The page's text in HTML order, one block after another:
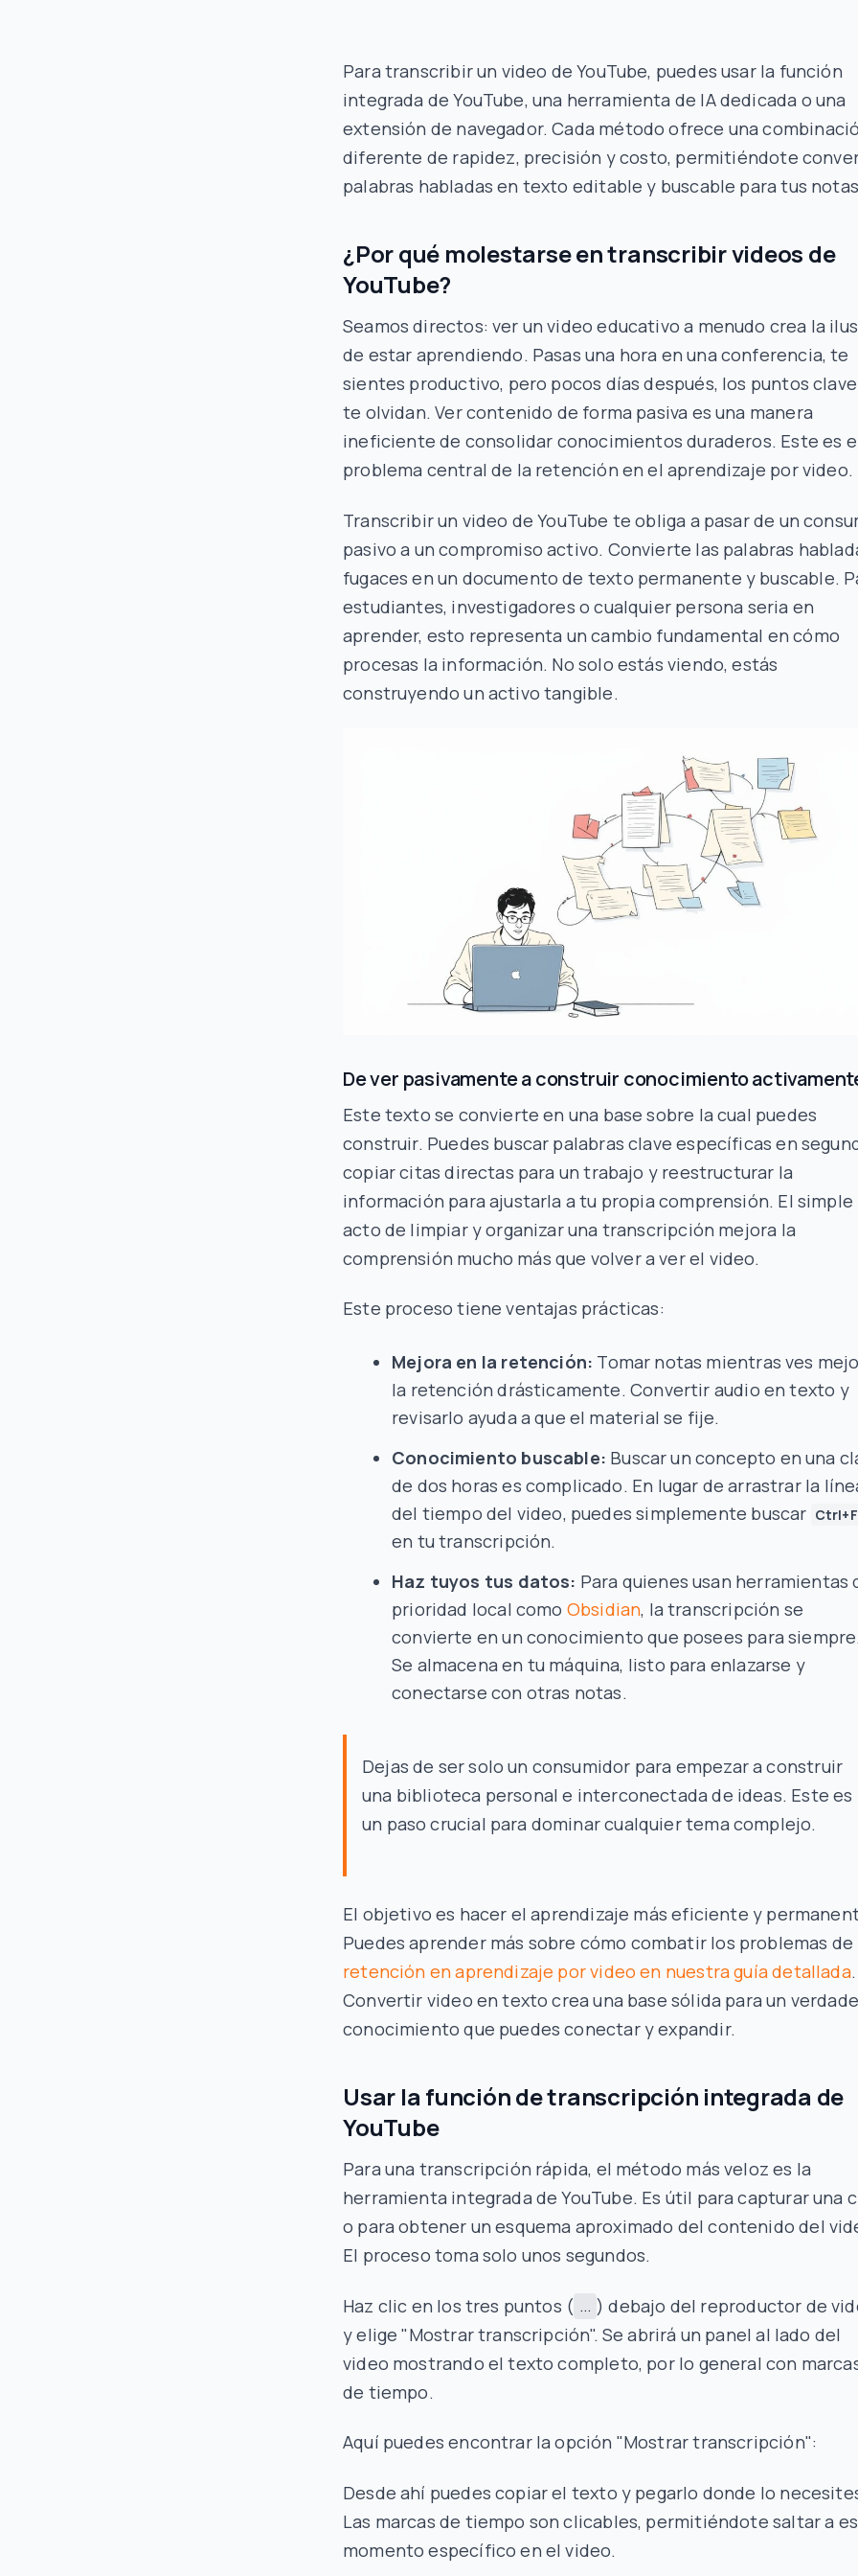
Para transcribir un video de YouTube, puedes usar la función
integrada de YouTube, una herramienta de IA dedicada o una
extensión de navegador. Cada método ofrece una
diferente de rapidez, precisión y costo, permitiéndote
palabras habladas en texto editable y buscable para tus
¿Por qué molestarse en transcribir videos de
YouTube?
Seamos directos: ver un video educativo a menudo crea la
de estar aprendiendo. Pasas una hora en una conferencia, te
sientes productivo, pero pocos días después, los puntos
te olvidan. Ver contenido de forma pasiva es una manera
ineficiente de consolidar conocimientos duraderos. Este es
problema central de la retención en el aprendizaje por video.
Transcribir un video de YouTube te obliga a pasar de un
pasivo a un compromiso activo. Convierte las palabras
fugaces en un documento de texto permanente y buscable.
estudiantes, investigadores o cualquier persona seria en
aprender, esto representa un cambio fundamental en cómo
procesas la información. No solo estás viendo, estás
construyendo un activo tangible.
De ver pasivamente a construir conocimiento
Este texto se convierte en una base sobre la cual puedes
construir. Puedes buscar palabras clave específicas en
copiar citas directas para un trabajo y reestructurar la
información para ajustarla a tu propia comprensión. El simple
acto de limpiar y organizar una transcripción mejora la
comprensión mucho más que volver a ver el video.
Este proceso tiene ventajas prácticas:
Mejora en la retención: Tomar notas mientras ves
la retención drásticamente. Convertir audio en texto y
revisarlo ayuda a que el material se fije.
Conocimiento buscable: Buscar un concepto en una
de dos horas es complicado. En lugar de arrastrar la
del tiempo del video, puedes simplemente buscar Ctrl+F
en tu transcripción.
Haz tuyos tus datos: Para quienes usan herramientas
prioridad local como Obsidian, la transcripción se
convierte en un conocimiento que posees para siempre.
Se almacena en tu máquina, listo para enlazarse y
conectarse con otras notas.
Dejas de ser solo un consumidor para empezar a construir
una biblioteca personal e interconectada de ideas. Este es
un paso crucial para dominar cualquier tema complejo.
El objetivo es hacer el aprendizaje más eficiente y
Puedes aprender más sobre cómo combatir los problemas de
retención en aprendizaje por video en nuestra guía detallada.
Convertir video en texto crea una base sólida para un
conocimiento que puedes conectar y expandir.
Usar la función de transcripción integrada de
YouTube
Para una transcripción rápida, el método más veloz es la
herramienta integrada de YouTube. Es útil para capturar una
o para obtener un esquema aproximado del contenido del
El proceso toma solo unos segundos.
Haz clic en los tres puntos ( ... ) debajo del reproductor de
y elige "Mostrar transcripción". Se abrirá un panel al lado del
video mostrando el texto completo, por lo general con
de tiempo.
Aquí puedes encontrar la opción "Mostrar transcripción":
Desde ahí puedes copiar el texto y pegarlo donde lo
Las marcas de tiempo son clicables, permitiéndote saltar a
momento específico en el video.